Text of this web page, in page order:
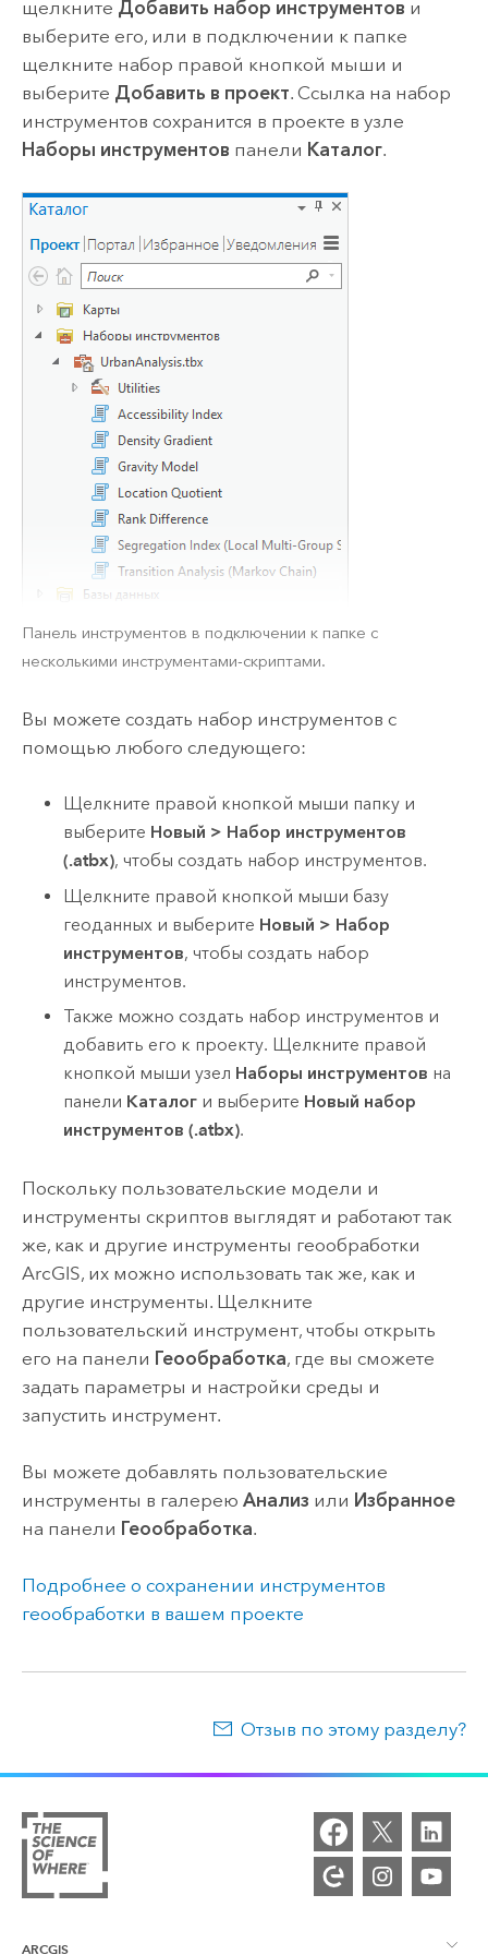
щелкните Добавить набор инструментов и
выберите его, или в подключении к папке
щелкните набор правой кнопкой мыши и
выберите Добавить в проект. Ссылка на набор
инструментов сохранится в проекте в узле
Наборы инструментов панели Каталог.
Панель инструментов в подключении к папке с
несколькими инструментами-скриптами.
Вы можете создать набор инструментов с
помощью любого следующего:
Щелкните правой кнопкой мыши папку и
выберите Новый > Набор инструментов
(.atbx), чтобы создать набор инструментов.
Щелкните правой кнопкой мыши базу
геоданных и выберите Новый > Набор
инструментов, чтобы создать набор
инструментов.
Также можно создать набор инструментов и
добавить его к проекту. Щелкните правой
кнопкой мыши узел Наборы инструментов на
панели Каталог и выберите Новый набор
инструментов (.atbx).
Поскольку пользовательские модели и
инструменты скриптов выглядят и работают так
же, как и другие инструменты геообработки
ArcGIS, их можно использовать так же, как и
другие инструменты. Щелкните
пользовательский инструмент, чтобы открыть
его на панели Геообработка, где вы сможете
задать параметры и настройки среды и
запустить инструмент.
Вы можете добавлять пользовательские
инструменты в галерею Анализ или Избранное
на панели Геообработка.
Подробнее о сохранении инструментов
геообработки в вашем проекте
Отзыв по этому разделу?
ARCGIS